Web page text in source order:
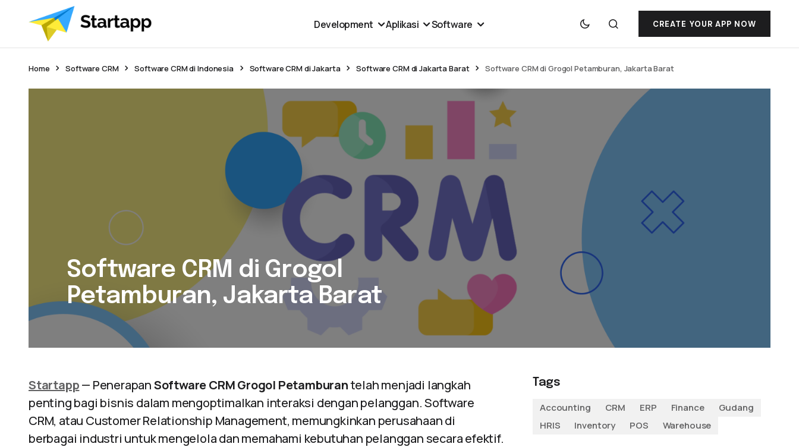
Development Aplikasi Software CREATE YOUR APP NOW
Home Software CRM Software CRM di Indonesia Software CRM di Jakarta Software CRM di Jakarta Barat Software CRM di Grogol Petamburan, Jakarta Barat
Software CRM di Grogol
Petamburan, Jakarta Barat
Startapp— PenerapanSoftware CRM Grogol Petamburantelah menjadi langkah
penting bagi bisnis dalam mengoptimalkan interaksi dengan pelanggan. Software
CRM, atau Customer Relationship Management, memungkinkan perusahaan di
berbagai industri untuk mengelola dan memahami kebutuhan pelanggan secara efektif.
Tags
Accounting
CRM ERP Finance
Gudang
HRIS
Inventory POS Warehouse